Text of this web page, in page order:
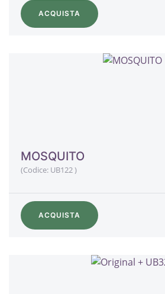
ACQUISTA
MOSQUITO
(Codice: UB122)
ACQUISTA